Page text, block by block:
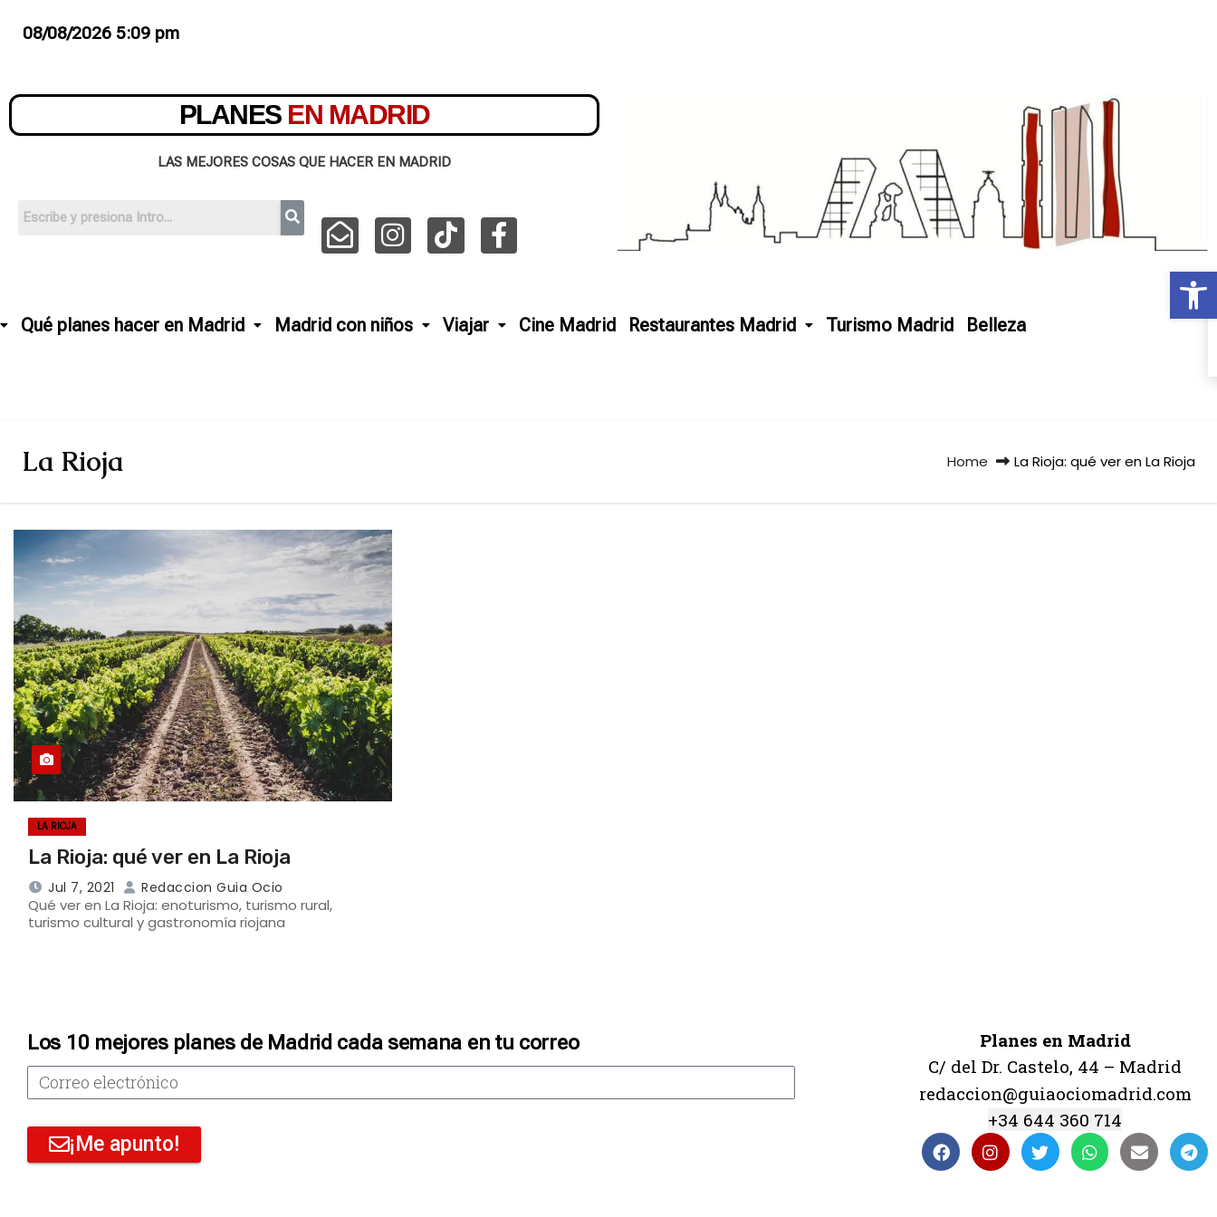
08/08/2026 5:09 pm
PLANES EN MADRID
LAS MEJORES COSAS QUE HACER EN MADRID
Qué planes hacer en Madrid Madrid con niños Viajar Cine Madrid Restaurantes Madrid Turismo Madrid Belleza
La Rioja Home La Rioja: qué ver en La Rioja
LA RIOJA
La Rioja: qué ver en La Rioja
Jul 7, 2021 Redaccion Guia Ocio
Qué ver en La Rioja: enoturismo, turismo rural,
turismo cultural y gastronomía riojana
Los 10 mejores planes de Madrid cada semana en tu correo
¡Me apunto!
Planes en Madrid
C/ del Dr. Castelo, 44 – Madrid
redaccion@guiaociomadrid.com
+34 644 360 714